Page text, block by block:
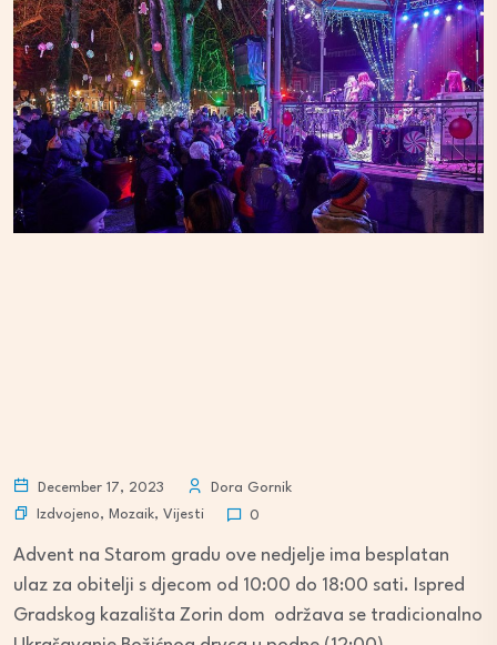
December 17, 2023
Dora Gornik
Izdvojeno, Mozaik, Vijesti 0
Advent na Starom gradu ove nedjelje ima besplatan
ulaz za obitelji s djecom od 10:00 do 18:00 sati. Ispred
Gradskog kazališta Zorin dom održava se tradicionalno